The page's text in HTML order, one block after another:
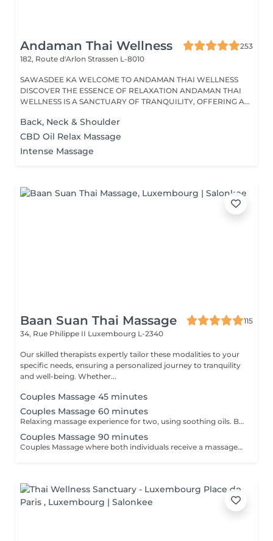
Andaman Thai Wellness
253
182, Route d'Arlon Strassen L-8010
SAWASDEE KA WELCOME TO ANDAMAN THAI WELLNESS
DISCOVER THE ESSENCE OF RELAXATION ANDAMAN THAI
WELLNESS IS A SANCTUARY OF TRANQUILITY, OFFERING A
Back, Neck & Shoulder
CBD Oil Relax Massage
Intense Massage
Baan Suan Thai Massage
115
34, Rue Philippe II Luxembourg L-2340
Our skilled therapists expertly tailor these modalities to your
specific needs, ensuring a personalized journey to tranquility
and well-being. Whether...
Couples Massage 45 minutes
Couples Massage 60 minutes
Relaxing massage experience for two, using soothing oils. Both guests receive simultaneous treatments in a shared room, focusing on stress relief & comfort. *Price listed is per guest*
Couples Massage 90 minutes
Couples Massage where both individuals receive a massage simultaneously in the same room. This service is focused on relaxation and stress relief for couples. It's a practical way for partners to enjoy a massage experience together. 130 EUR per guest